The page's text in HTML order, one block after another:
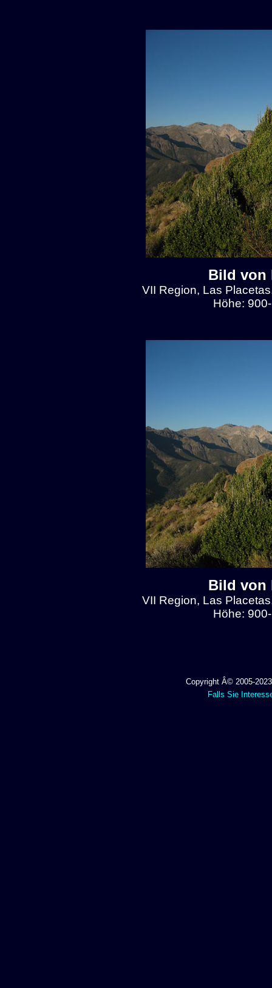
Bild von
VII Region, Las
Höhe:
Bild von
VII Region, Las
Höhe:
Copyright Â© 2005-
Falls Sie